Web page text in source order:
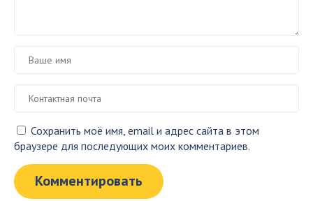
Сохранить моё имя, email и адрес сайта в этом
браузере для последующих моих комментариев.